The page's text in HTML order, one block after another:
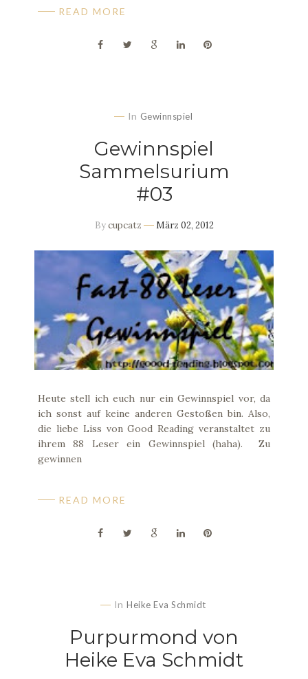
READ MORE
In Gewinnspiel
Gewinnspiel
Sammelsurium
#03
Bycupcatz März 02, 2012
Heute stell ich euch nur ein Gewinnspiel vor, da
ich sonst auf keine anderen Gestoßen bin. Also,
die liebe Liss von Good Reading veranstaltet zu
ihrem 88 Leser ein Gewinnspiel (haha). Zu
gewinnen
READ MORE
In Heike Eva Schmidt
Purpurmond von
Heike Eva Schmidt